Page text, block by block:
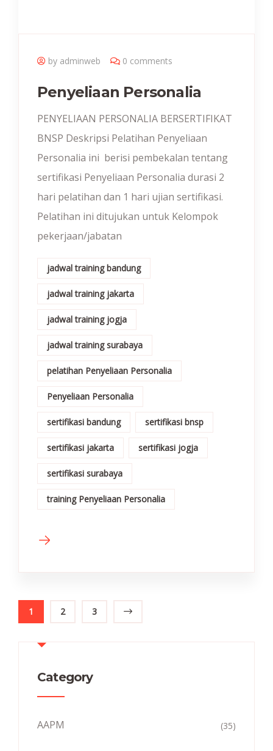
by adminweb 0 comments
Penyeliaan Personalia
PENYELIAAN PERSONALIA BERSERTIFIKAT
BNSP Deskripsi Pelatihan Penyeliaan
Personalia ini berisi pembekalan tentang
sertifikasi Penyeliaan Personalia durasi 2
hari pelatihan dan 1 hari ujian sertifikasi.
Pelatihan ini ditujukan untuk Kelompok
pekerjaan/jabatan
jadwal training bandung
jadwal training jakarta
jadwal training jogja
jadwal training surabaya
pelatihan Penyeliaan Personalia
Penyeliaan Personalia
sertifikasi bandung sertifikasi bnsp
sertifikasi jakarta sertifikasi jogja
sertifikasi surabaya
training Penyeliaan Personalia
1 2 3
Category
AAPM (35)